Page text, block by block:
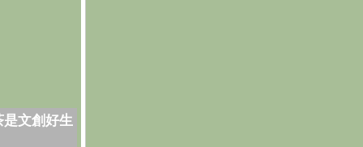
文創好生